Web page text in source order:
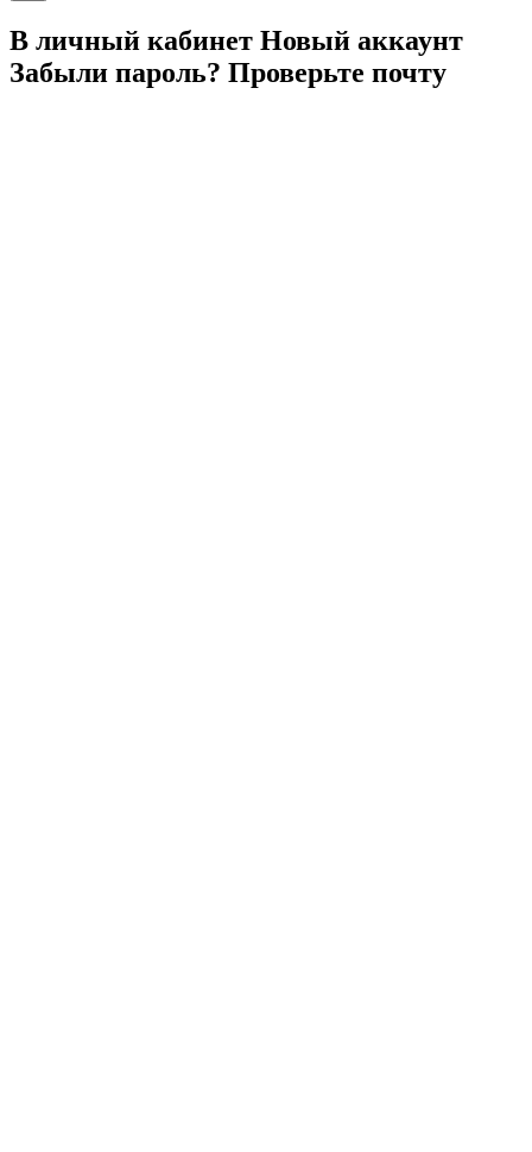
В личный кабинет Новый аккаунт
Забыли пароль? Проверьте почту